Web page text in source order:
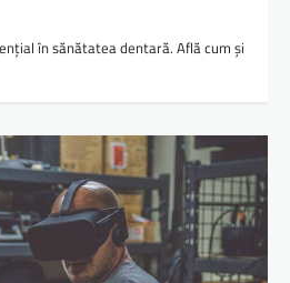
în sănătatea dentară. Află cum și